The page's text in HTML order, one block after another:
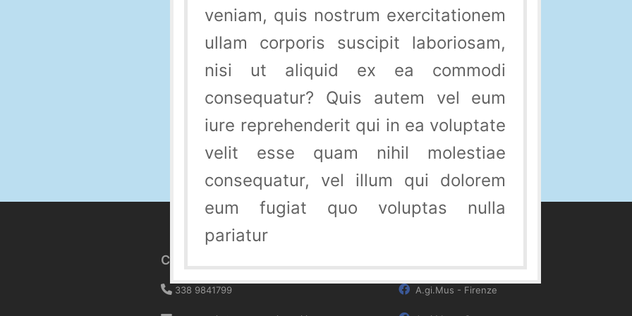
veniam, quis nostrum exercitationem
ullam corporis suscipit laboriosam,
nisi ut aliquid ex ea commodi
consequatur? Quis autem vel eum
iure reprehenderit qui in ea voluptate
velit esse quam nihil molestiae
consequatur, vel illum qui dolorem
eum fugiat quo voluptas nulla
pariatur
Contatti
338 9841799 A.gi.Mus - Firenze